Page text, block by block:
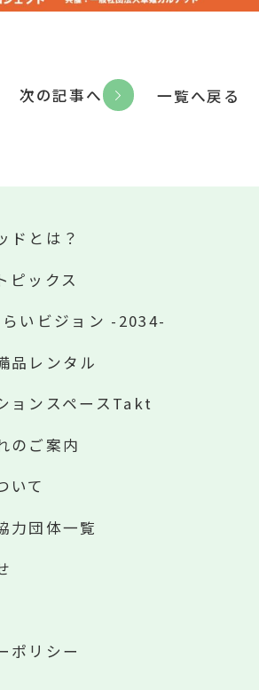
一覧へ戻る
次の記事へ
ドとは？
ピックス
いビジョン -2034-
品レンタル
ョンスペースTakt
のご案内
いて
力団体一覧
ポリシー